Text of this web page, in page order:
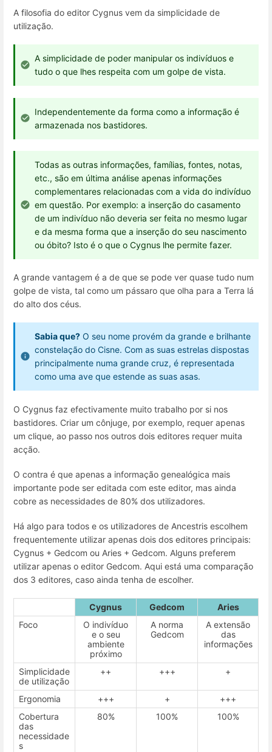
A filosofia do editor Cygnus vem da simplicidade de
utilização.
A simplicidade de poder manipular os indivíduos e
tudo o que lhes respeita com um golpe de vista.
Independentemente da forma como a informação é
armazenada nos bastidores.
Todas as outras informações, famílias, fontes, notas,
etc., são em última análise apenas informações
complementares relacionadas com a vida do indivíduo
em questão. Por exemplo: a inserção do casamento
de um indivíduo não deveria ser feita no mesmo lugar
e da mesma forma que a inserção do seu nascimento
ou óbito? Isto é o que o Cygnus lhe permite fazer.
A grande vantagem é a de que se pode ver quase tudo num
golpe de vista, tal como um pássaro que olha para a Terra lá
do alto dos céus.
Sabia que? O seu nome provém da grande e brilhante
constelação do Cisne. Com as suas estrelas dispostas
principalmente numa grande cruz, é representada
como uma ave que estende as suas asas.
O Cygnus faz efectivamente muito trabalho por si nos
bastidores. Criar um cônjuge, por exemplo, requer apenas
um clique, ao passo nos outros dois editores requer muita
acção.
O contra é que apenas a informação genealógica mais
importante pode ser editada com este editor, mas ainda
cobre as necessidades de 80% dos utilizadores.
Há algo para todos e os utilizadores de Ancestris escolhem
frequentemente utilizar apenas dois dos editores principais:
Cygnus + Gedcom ou Aries + Gedcom. Alguns preferem
utilizar apenas o editor Gedcom. Aqui está uma comparação
dos 3 editores, caso ainda tenha de escolher.
Cygnus Gedcom
Aries
Foco
O indivíduo
e o seu
ambiente
próximo
A norma
Gedcom
A extensão
das
informações
Simplicidade
de utilização
++ +++ +
Ergonomia +++ +
+++
Cobertura
das
necessidade
s
80% 100% 100%